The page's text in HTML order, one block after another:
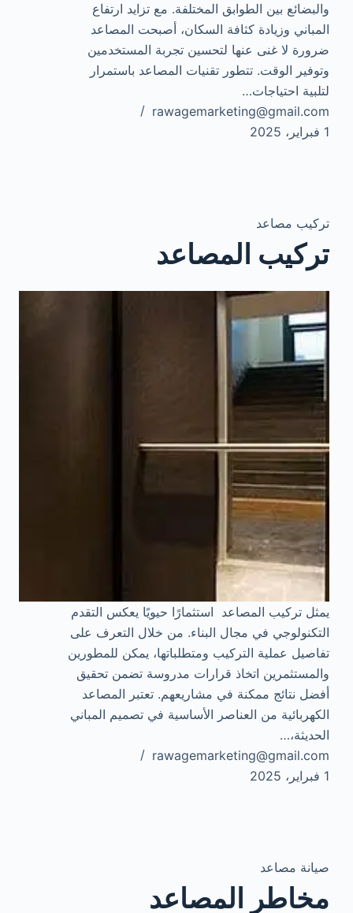
والبضائع بين الطوابق المختلفة. مع تزايد ارتفاع
المباني وزيادة كثافة السكان، أصبحت المصاعد
ضرورة لا غنى عنها لتحسين تجربة المستخدمين
وتوفير الوقت. تتطور تقنيات المصاعد باستمرار
لتلبية احتياجات…
rawagemarketing@gmail.com
1 فبراير، 2025
تركيب مصاعد
تركيب المصاعد
يمثل تركيب المصاعد استثمارًا حيويًا يعكس التقدم
التكنولوجي في مجال البناء. من خلال التعرف على
تفاصيل عملية التركيب ومتطلباتها، يمكن للمطورين
والمستثمرين اتخاذ قرارات مدروسة تضمن تحقيق
أفضل نتائج ممكنة في مشاريعهم. تعتبر المصاعد
الكهربائية من العناصر الأساسية في تصميم المباني
الحديثة،…
rawagemarketing@gmail.com
1 فبراير، 2025
صيانة مصاعد
مخاطر المصاعد